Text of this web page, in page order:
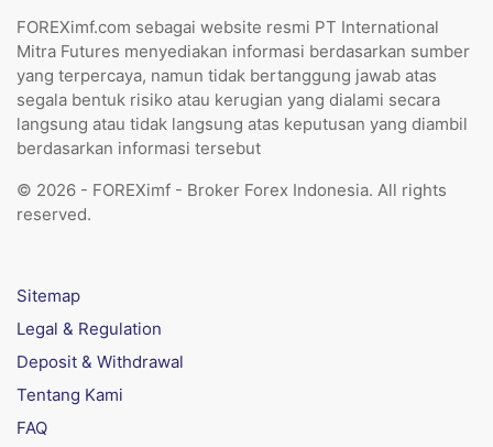
FOREXimf.com sebagai website resmi PT International
Mitra Futures menyediakan informasi berdasarkan sumber
yang terpercaya, namun tidak bertanggung jawab atas
segala bentuk risiko atau kerugian yang dialami secara
langsung atau tidak langsung atas keputusan yang diambil
berdasarkan informasi tersebut
© 2026 - FOREXimf - Broker Forex Indonesia. All rights
reserved.
Sitemap
Legal & Regulation
Deposit & Withdrawal
Tentang Kami
FAQ